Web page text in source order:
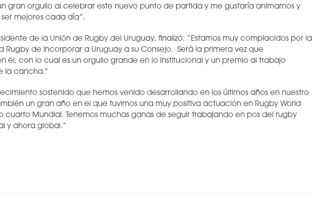
gran orgullo al celebrar este nuevo punto de partida y me gustaría animarnos y
mejores cada día”.
de la Unión de Rugby del Uruguay, finalizó: “Estamos muy complacidos por la
Rugby de incorporar a Uruguay a su Consejo. Será la primera vez que
él, con lo cual es un orgullo grande en lo institucional y un premio al trabajo
la cancha."
sostenido que hemos venido desarrollando en los últimos años en nuestro
un gran año en el que tuvimos una muy positiva actuación en Rugby World
cuarto Mundial. Tenemos muchas ganas de seguir trabajando en pos del rugby
y ahora global.”